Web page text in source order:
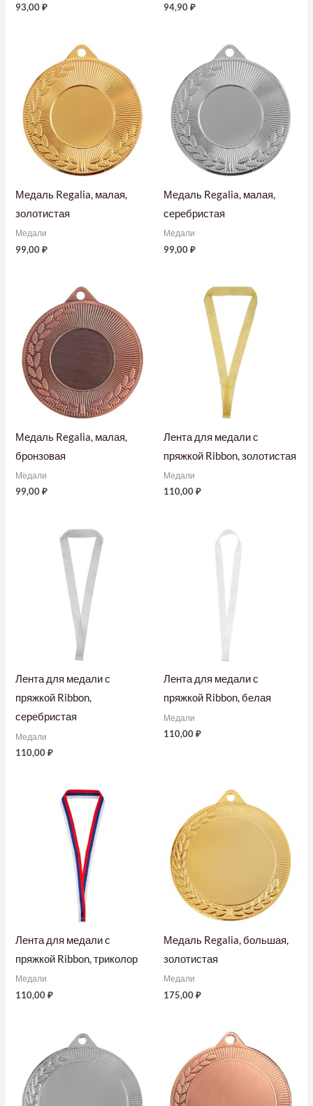
93,00₽ 94,90₽
Медаль Regalia, малая,
золотистая
Медали
99,00₽
Медаль Regalia, малая,
серебристая
Медали
99,00₽
Медаль Regalia, малая,
бронзовая
Медали
99,00₽
Лента для медали с
пряжкой Ribbon, золотистая
Медали
110,00₽
Лента для медали с
пряжкой Ribbon,
серебристая
Медали
110,00₽
Лента для медали с
пряжкой Ribbon, белая
Медали
110,00₽
Лента для медали с
пряжкой Ribbon, триколор
Медали
110,00₽
Медаль Regalia, большая,
золотистая
Медали
175,00₽